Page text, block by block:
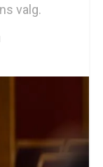
valg.